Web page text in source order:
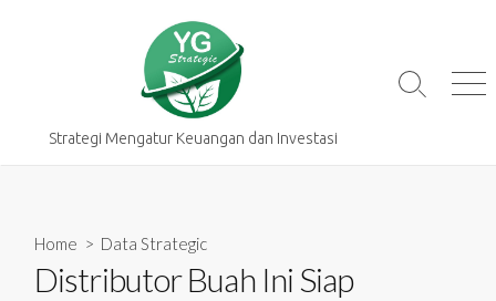
Strategi Mengatur Keuangan dan Investasi
Search
Home > Data Strategic
Distributor Buah Ini Siap